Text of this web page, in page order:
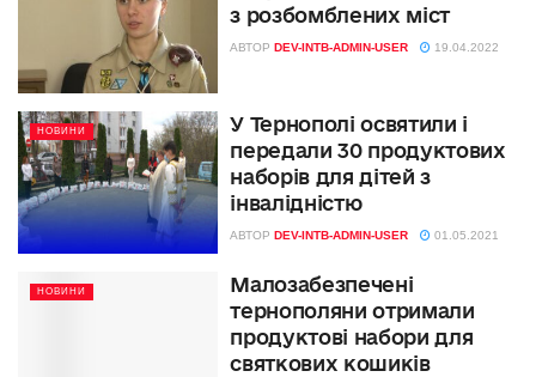
з розбомблених міст
АВТОР DEV-INTB-ADMIN-USER 19.04.2022
НОВИНИ
У Тернополі освятили і
передали 30 продуктових
наборів для дітей з
інвалідністю
АВТОР DEV-INTB-ADMIN-USER 01.05.2021
НОВИНИ
Малозабезпечені
тернополяни отримали
продуктові набори для
святкових кошиків